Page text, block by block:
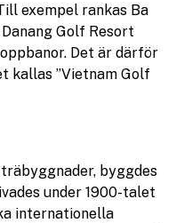
exempel rankas Ba
Golf Resort
Det är därför
kallas ”Vietnam Golf
byggdes
under 1900-talet
internationella